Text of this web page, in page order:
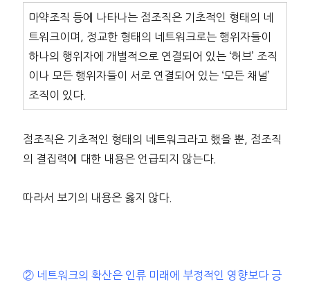
마약조직 등에 나타나는 점조직은 기초적인 형태의 네
트워크이며, 정교한 형태의 네트워크로는 행위자들이
하나의 행위자에 개별적으로 연결되어 있는 ‘허브’ 조직
이나 모든 행위자들이 서로 연결되어 있는 ‘모든 채널’
조직이 있다.
점조직은 기초적인 형태의 네트워크라고 했을 뿐, 점조직
의 결집력에 대한 내용은 언급되지 않는다.
따라서 보기의 내용은 옳지 않다.
② 네트워크의 확산은 인류 미래에 부정적인 영향보다 긍